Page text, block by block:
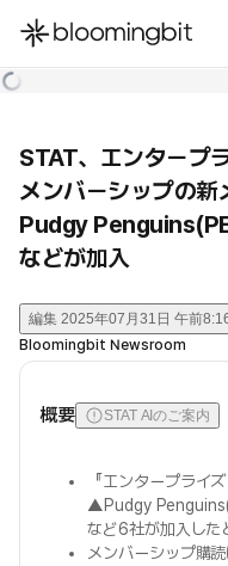
한국어
STAT、エンタープ
メンバーシップの新
Pudgy
などが加入
編集 2025年07月31日 午前
Bloomingbit Newsroom
概要 STAT AIのご案内
『エンタープライ
▲Pudgy
など6社が加入した
メンバーシップ購